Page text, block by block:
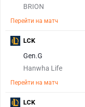
BRION
Перейти на матч
Gen.G
Hanwha Life
Перейти на матч
LCK
LCK